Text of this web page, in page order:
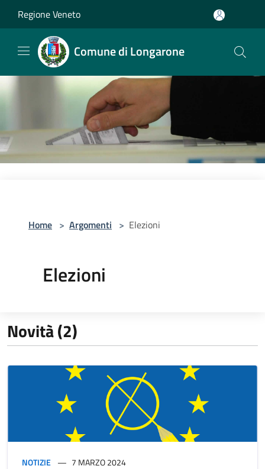
Regione Veneto
Comune di Longarone
Home > Argomenti > Elezioni
Elezioni
Novità (2)
NOTIZIE 7 MARZO 2024